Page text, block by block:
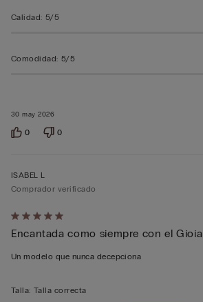
30 may 2026
Calidad: 5/5
Comodidad: 5/5
0 0
Calificación
de
5
5
ISABEL L
Comprador verificado
Encantada como siempre con el Gioia
Un modelo que nunca decepciona
Talla: Talla correcta